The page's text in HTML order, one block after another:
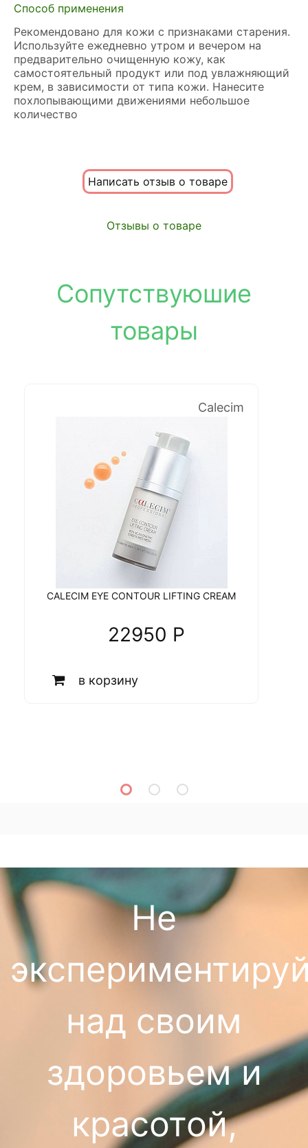
Способ применения
Рекомендовано для кожи с признаками старения.
Используйте ежедневно утром и вечером на
предварительно очищенную кожу, как
самостоятельный продукт или под увлажняющий
крем, в зависимости от типа кожи. Нанесите
похлопывающими движениями небольшое
количество
Написать отзыв о товаре
Отзывы о товаре
Сопутствуюшие
товары
Calecim
CALECIM EYE CONTOUR LIFTING CREAM
22950 P
в корзину
Не
над своим
здоровьем и
красотой,